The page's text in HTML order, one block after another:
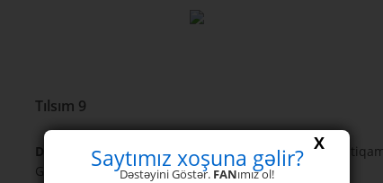
Tılsım 9
Düz -
Tamamlama və müvəffəqiyyət. Həyatın yaxşı
Güvən, tədbir və müvəffəqiyyət.
X
Saytımız xoşuna gəlir?
Dəstəyini Göstər. FANımız ol!